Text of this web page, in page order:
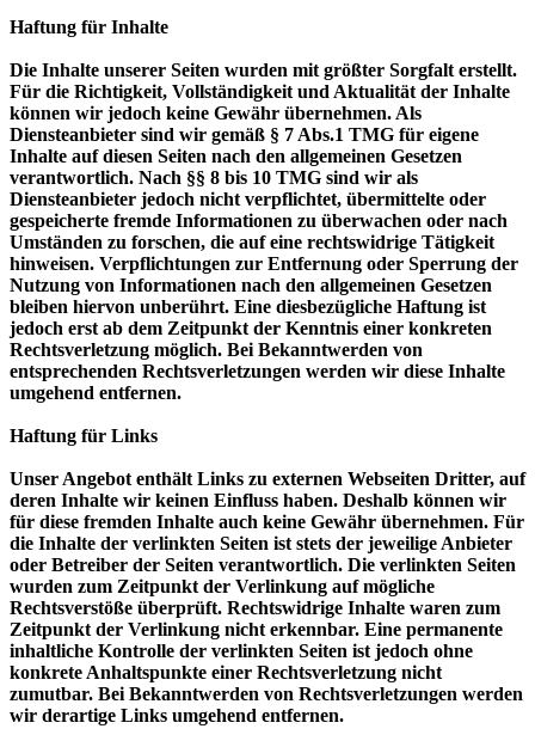
Haftung für Inhalte
Die Inhalte unserer Seiten wurden mit größter Sorgfalt erstellt.
Für die Richtigkeit, Vollständigkeit und Aktualität der Inhalte
können wir jedoch keine Gewähr übernehmen. Als
Diensteanbieter sind wir gemäß § 7 Abs.1 TMG für eigene
Inhalte auf diesen Seiten nach den allgemeinen Gesetzen
verantwortlich. Nach §§ 8 bis 10 TMG sind wir als
Diensteanbieter jedoch nicht verpflichtet, übermittelte oder
gespeicherte fremde Informationen zu überwachen oder nach
Umständen zu forschen, die auf eine rechtswidrige Tätigkeit
hinweisen. Verpflichtungen zur Entfernung oder Sperrung der
Nutzung von Informationen nach den allgemeinen Gesetzen
bleiben hiervon unberührt. Eine diesbezügliche Haftung ist
jedoch erst ab dem Zeitpunkt der Kenntnis einer konkreten
Rechtsverletzung möglich. Bei Bekanntwerden von
entsprechenden Rechtsverletzungen werden wir diese Inhalte
umgehend entfernen.
Haftung für Links
Unser Angebot enthält Links zu externen Webseiten Dritter, auf
deren Inhalte wir keinen Einfluss haben. Deshalb können wir
für diese fremden Inhalte auch keine Gewähr übernehmen. Für
die Inhalte der verlinkten Seiten ist stets der jeweilige Anbieter
oder Betreiber der Seiten verantwortlich. Die verlinkten Seiten
wurden zum Zeitpunkt der Verlinkung auf mögliche
Rechtsverstöße überprüft. Rechtswidrige Inhalte waren zum
Zeitpunkt der Verlinkung nicht erkennbar. Eine permanente
inhaltliche Kontrolle der verlinkten Seiten ist jedoch ohne
konkrete Anhaltspunkte einer Rechtsverletzung nicht
zumutbar. Bei Bekanntwerden von Rechtsverletzungen werden
wir derartige Links umgehend entfernen.